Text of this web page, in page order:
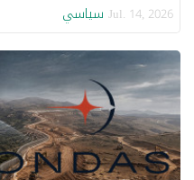
Jul. 14, 2026 سياسي